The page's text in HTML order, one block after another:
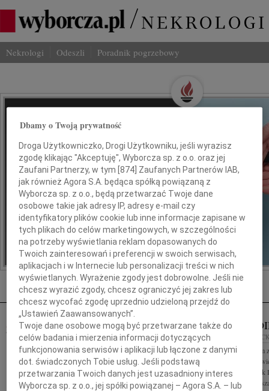
Nekrologi Odeszli Poradnik pogrzebowy
Wspominaj Bliskich
Na Odeszli.pl
Jak ich zapamiętaliśmy? Serwis
odeszli.pl z Grupy Wyborcza, to
możliwość stworzenia unikalnego
wspomnienia. Dziel się nim z rodziną i
przyjaciółmi.
*ogłoszenie
Nekrologi Płock
04.08.2009PŁOCK
Drogiej Pani dr Henryce Piekarskiej wyrazy
szczerego i głębokiego współczucia z powodu
śmierci Brata składają Pracownicy Urzędu
Skarbowego w Sierpcu ,,Nie odchodzi Ten, kto...
MAREK
Z głębokim żalem
2009 r. zmarł w
doktor h.c. Marek
Politechniki
Dbamy o Twoją prywatność
Droga Użytkowniczko, Drogi Użytkowniku, jeśli wyrazisz
zgodę klikając "Akceptuję", Wyborcza sp. z o.o. oraz jej
Zaufani Partnerzy, w tym [874 ] Zaufanych Partnerów IAB,
jak również Agora S.A. będąca spółką powiązaną z
Wyborcza sp. z o.o., będą przetwarzać Twoje dane
osobowe takie jak adresy IP, adresy e-mail czy
identyfikatory plików cookie lub inne informacje zapisane w
tych plikach do celów marketingowych, w szczególności
na potrzeby wyświetlania reklam dopasowanych do
Twoich zainteresowań i preferencji w swoich serwisach,
aplikacjach i w Internecie lub personalizacji treści w nich
wyświetlanych. Wyrażenie zgody jest dobrowolne. Jeśli nie
chcesz wyrazić zgody, chcesz ograniczyć jej zakres lub
chcesz wycofać zgodę uprzednio udzieloną przejdź do
„Ustawień Zaawansowanych”.
Twoje dane osobowe mogą być przetwarzane także do
celów badania i mierzenia informacji dotyczących
funkcjonowania serwisów i aplikacji lub łączone z danymi
dot. świadczonych Tobie usług. Jeśli podstawą
przetwarzania Twoich danych jest uzasadniony interes
Wyborcza sp. z o.o., jej spółki powiązanej – Agora S.A. – lub